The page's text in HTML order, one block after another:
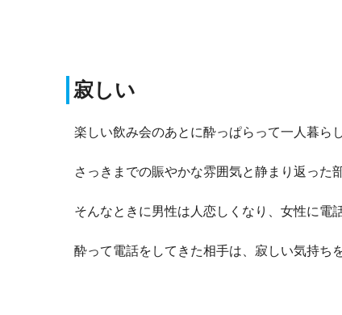
寂しい
楽しい飲み会のあとに酔っぱらって一人暮ら
さっきまでの賑やかな雰囲気と静まり返った
そんなときに男性は人恋しくなり、女性に電
酔って電話をしてきた相手は、寂しい気持ち